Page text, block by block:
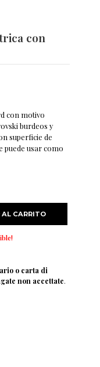
con
con motivo
burdeos y
superficie de
puede usar como
AL CARRITO
o carta di
non accettate.